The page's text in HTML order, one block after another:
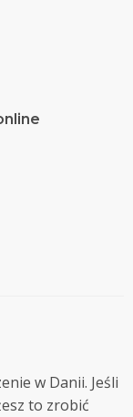
w Danii. Jeśli
to zrobić